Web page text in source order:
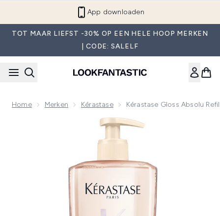
App downloaden
TOT MAAR LIEFST -30% OP EEN HELE HOOP MERKEN
| CODE: SALELF
Home Merken Kérastase Kérastase Gloss Absolu
Now showing image 1 Kérastase Gloss Absolu Refillable